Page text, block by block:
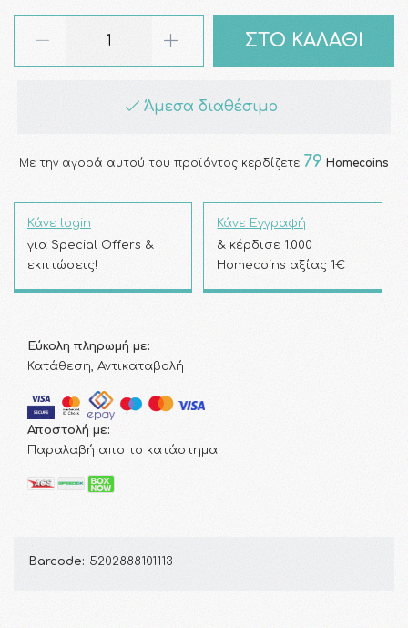
ΣΤΟ ΚΑΛΑΘΙ
Άμεσα διαθέσιμο
Με την αγορά αυτού του προϊόντος κερδίζετε 79 Homecoins
Κάνε login
για Special Offers &
εκπτώσεις!
Κάνε Εγγραφή
& κέρδισε 1.000
Homecoins αξίας 1€
Εύκολη πληρωμή με:
Κατάθεση, Αντικαταβολή
Αποστολή με:
Παραλαβή απο το κατάστημα
Barcode: 5202888101113